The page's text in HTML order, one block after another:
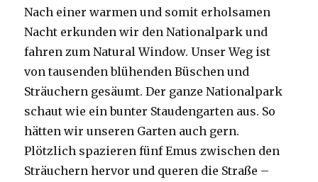
Nach einer warmen und somit erholsamen
Nacht erkunden wir den Nationalpark und
fahren zum Natural Window. Unser Weg ist
von tausenden blühenden Büschen und
Sträuchern gesäumt. Der ganze Nationalpark
schaut wie ein bunter Staudengarten aus. So
hätten wir unseren Garten auch gern.
Plötzlich spazieren fünf Emus zwischen den
Sträuchern hervor und queren die Straße –